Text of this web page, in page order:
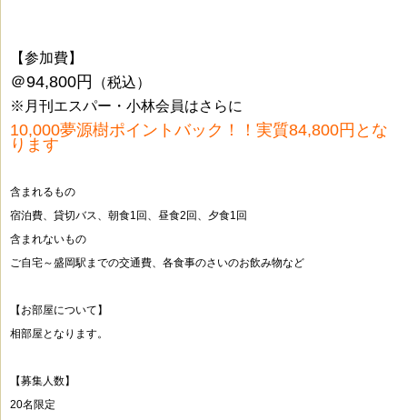
【参加費】
＠94,800円
（税込）
※月刊エスパー・小林会員はさらに
10,000夢源樹ポイントバック！！実質84,800円とな
ります
含まれるもの
宿泊費、貸切バス、朝食1回、昼食2回、夕食1回
含まれないもの
ご自宅～盛岡駅までの交通費、各食事のさいのお飲み物など
【お部屋について】
相部屋となります。
【募集人数】
20名限定